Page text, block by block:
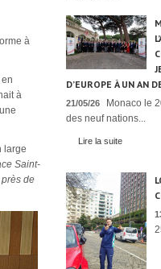
à
à
large
Saint-
de
D’EUROPE À UN AN
21/05/26
Monaco le
des neuf nations...
Lire la suite